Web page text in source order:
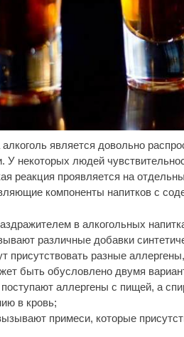
является довольно
У некоторых людей
реакция проявляется на
компоненты напитков с
в алкогольных
различные добавки
присутствовать разные
быть обусловлено двумя
поступают аллергены с пищей, а
в кровь;
примеси, которые
i
вагона
отожгла! Видео не
равнодушным
Ржу
раз